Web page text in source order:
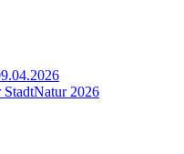
StadtNatur 2026